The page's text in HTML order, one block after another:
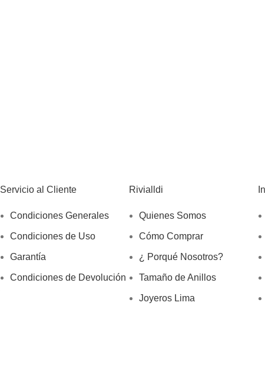
Servicio al Cliente
Condiciones Generales
Condiciones de Uso
Garantía
Condiciones de Devolución
Rivialldi
Quienes Somos
Cómo Comprar
¿ Porqué Nosotros?
Tamaño de Anillos
Joyeros Lima